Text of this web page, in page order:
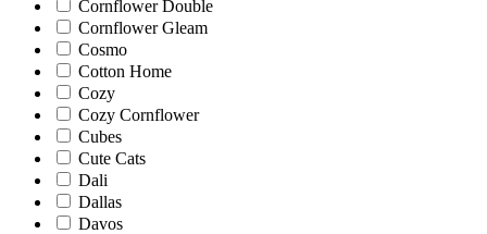
Cornflower Double
Cornflower Gleam
Cosmo
Cotton Home
Cozy
Cozy Cornflower
Cubes
Cute Cats
Dali
Dallas
Davos